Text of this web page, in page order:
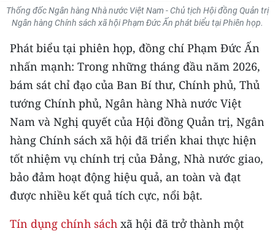
TRI THỨC CHUYÊN SÂU
54 DÂN TỘC VIỆT NAM
CHƯƠNG TRÌNH OCOP - MỖI XÃ
MỘT SẢN PHẨM
RADIO
MEDIA CENTER
E-Magazine
Video
Thống đốc Ngân hàng Nhà nước Việt Nam - Chủ tịch Hội đồng Quản trị
Ngân hàng Chính sách xã hội Phạm Đức Ấn phát biểu tại Phiên họp.
Phát biểu tại phiên họp, đồng chí Phạm Đức Ấn
nhấn mạnh: Trong những tháng đầu năm 2026,
bám sát chỉ đạo của Ban Bí thư, Chính phủ, Thủ
tướng Chính phủ, Ngân hàng Nhà nước Việt
Nam và Nghị quyết của Hội đồng Quản trị, Ngân
hàng Chính sách xã hội đã triển khai thực hiện
tốt nhiệm vụ chính trị của Đảng, Nhà nước giao,
bảo đảm hoạt động hiệu quả, an toàn và đạt
được nhiều kết quả tích cực, nổi bật.
Tín dụng chính sách xã hội đã trở thành một